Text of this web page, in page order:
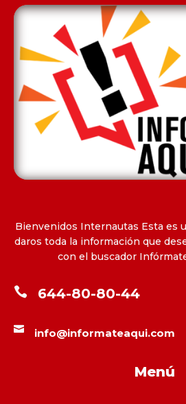
Bienvenidos Internautas Esta es
daros toda la información que
con el buscador
 644-80-80-44
 info@informateaqui.com
Menú